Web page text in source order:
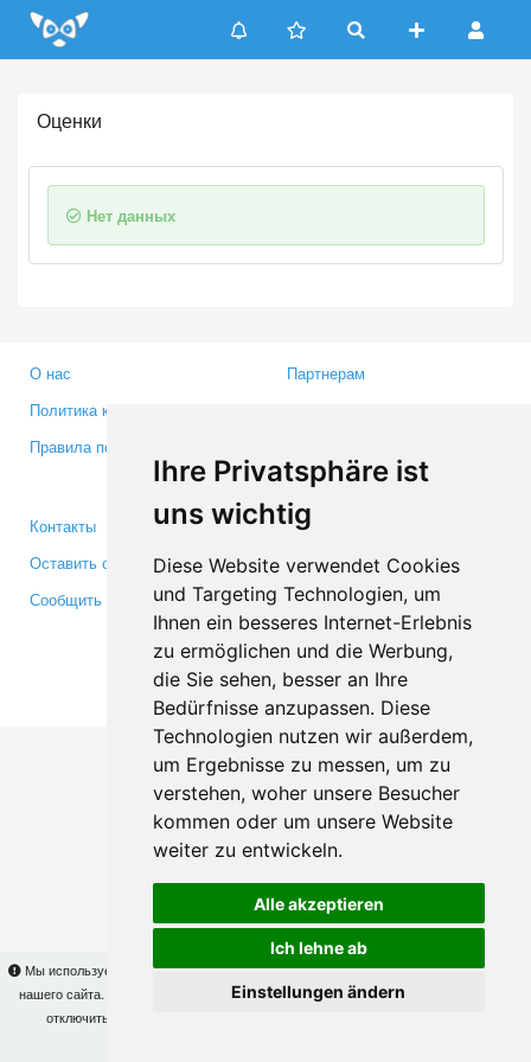
Ihre Privatsphäre ist
uns wichtig
Diese Website verwendet Cookies
und Targeting Technologien, um
Ihnen ein besseres Internet-Erlebnis
zu ermöglichen und die Werbung,
die Sie sehen, besser an Ihre
Bedürfnisse anzupassen. Diese
Technologien nutzen wir außerdem,
um Ergebnisse zu messen, um zu
verstehen, woher unsere Besucher
kommen oder um unsere Website
weiter zu entwickeln.
Alle akzeptieren
Ich lehne ab
Einstellungen ändern
Update cookies preferences
Мы используем cookies для того, чтобы Вы могли использовать весь функционал
нашего сайта. На
Вы сможете узнать подробности и, при желании,
отключить использование cookies. Продолжая пользоваться сайтом, Вы
Оценки
Нет данных
О нас
Политика конфиденциальности
Правила пользования
Партнерам
Медиа
Контакты
Оставить отзыв
Сообщить об ошибке
Facebook
Twitter
YouTube
Google+
Makis© Copyright 2026